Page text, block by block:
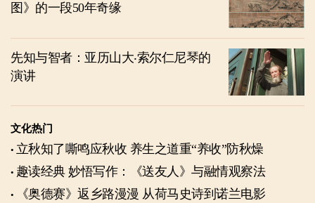
图》的一段50年奇缘
先知与智者：亚历山大‧索尔仁尼琴的
演讲
文化热门
立秋知了嘶鸣应秋收 养生之道重“养收”防秋燥
趣读经典 妙悟写作：《送友人》与融情观察法
《奥德赛》返乡路漫漫 从荷马史诗到诺兰电影